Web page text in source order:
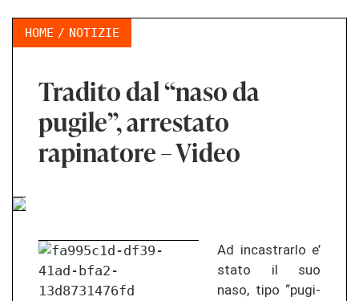
HOME NOTIZIE
Tradito dal “naso da
pugile”, arrestato
rapinatore – Video
Ad in­cas­trar­lo e’
stato il suo
naso, tipo “pu­gi­